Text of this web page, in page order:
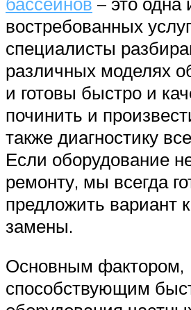
востребованных
специалисты
различных моделях
и готовы быстро и
починить и
также диагностику
Если оборудование
ремонту, мы всегда
предложить вариант
замены.
Основным фактором,
способствующим